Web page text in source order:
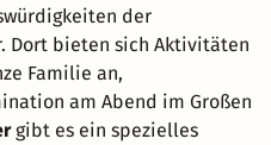
der
Dort bieten sich Aktivitäten
Familie an,
am Abend im Großen
gibt es ein spezielles